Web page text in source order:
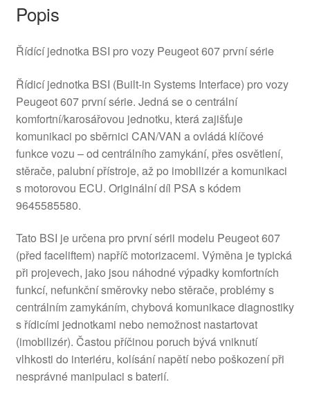
Popis
Řídící jednotka BSI pro vozy Peugeot 607 první série
Řídicí jednotka BSI (Built-in Systems Interface) pro vozy
Peugeot 607 první série. Jedná se o centrální
komfortní/karosářovou jednotku, která zajišťuje
komunikaci po sběrnici CAN/VAN a ovládá klíčové
funkce vozu – od centrálního zamykání, přes osvětlení,
stěrače, palubní přístroje, až po imobilizér a komunikaci
s motorovou ECU. Originální díl PSA s kódem
9645585580.
Tato BSI je určena pro první sérii modelu Peugeot 607
(před faceliftem) napříč motorizacemi. Výměna je typická
při projevech, jako jsou náhodné výpadky komfortních
funkcí, nefunkční směrovky nebo stěrače, problémy s
centrálním zamykáním, chybová komunikace diagnostiky
s řídicími jednotkami nebo nemožnost nastartovat
(imobilizér). Častou příčinou poruch bývá vniknutí
vlhkosti do interiéru, kolísání napětí nebo poškození při
nesprávné manipulaci s baterií.